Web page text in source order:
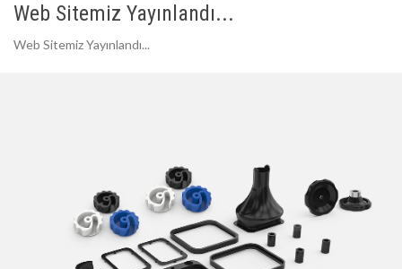
Web Sitemiz Yayınlandı...
Web Sitemiz Yayınlandı...